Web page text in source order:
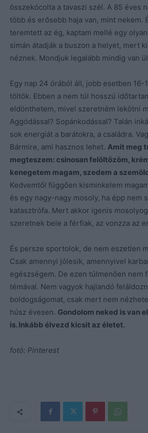
összekócolta a tavaszi szél. A 85 éves
több és erősebb haja van, mint nekem.
teremtett az ég, kaptam mellé egy
simán átadják a buszon a helyet, mert
néznek. Mondjuk legalább mindig van
Egy nap 24 órából áll, jobb esetben 16-
töltök. Ebben a nem túl hosszú
eldönthetem, mivel szeretném lekötni
Aggódással? Sopánkodással? Talán
sok energiát a barátokra, a családra.
Bármire, ami hasznos lehet. Amit meg
megteszem: csinosan felöltözöm,
kenegetem magam, szedem a
Kedvemtől függően kisminkelem
és egy nagy-nagy mosoly, ha épp nem
katasztrófa. Mert akkor igenis
szeretnek bele a férfiak, az vonzza az
És persze sportolok, de nem eszetlen
Csak amennyi jólesik, amennyivel
egészségem. De ezen túlmenően nem
témával. Nem vagyok hajlandó
boldogságomat, csak mert nem
húsz évesen. Gondolom neked is van
is. Inkább élvezd kicsit az életet.
fotó: Pinterest